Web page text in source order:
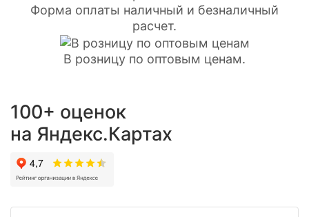
Форма оплаты наличный и безналичный
расчет.
В розницу по оптовым ценам.
100+ оценок
на Яндекс.Картах